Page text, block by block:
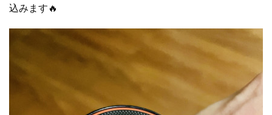
込みます🔥